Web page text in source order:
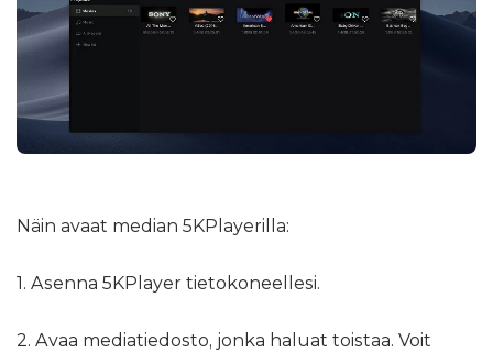
Näin avaat median 5KPlayerilla:
1. Asenna 5KPlayer tietokoneellesi.
2. Avaa mediatiedosto, jonka haluat toistaa. Voit